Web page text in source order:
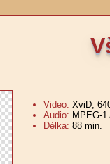
Video: XviD,
Audio: MPEG-
Délka: 88 min.